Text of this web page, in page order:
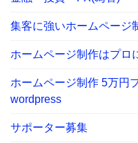
集客に強いホームページ
ホームページ制作はプロ
ホームページ制作 5万円
wordpress
サポーター募集